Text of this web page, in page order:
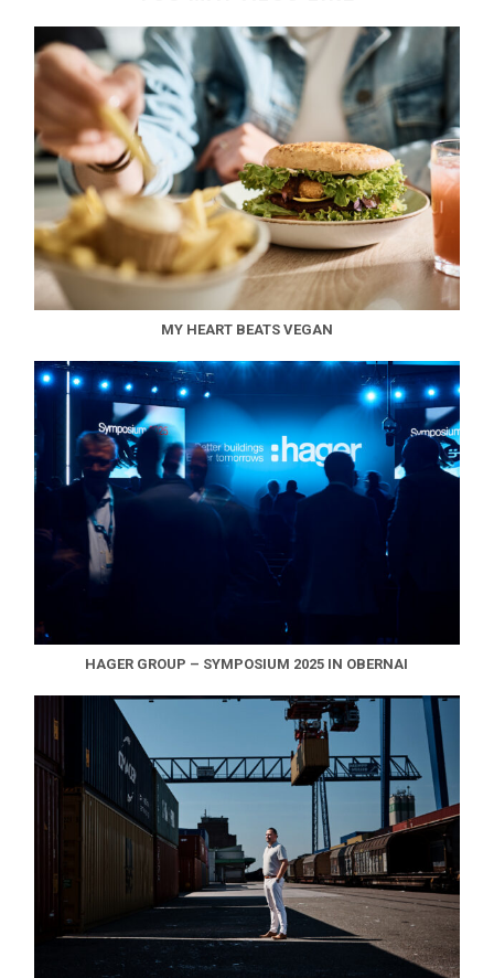
MY HEART BEATS VEGAN
HAGER GROUP – SYMPOSIUM 2025 IN OBERNAI